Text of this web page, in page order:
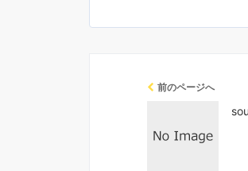
前のページへ